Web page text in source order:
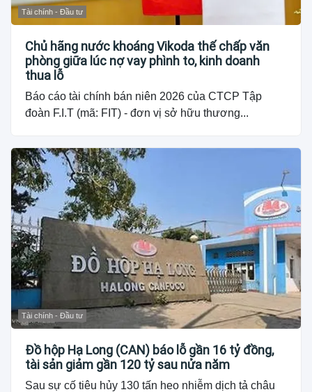
Tài chính - Đầu tư
Chủ hãng nước khoáng Vikoda thế chấp văn
phòng giữa lúc nợ vay phình to, kinh doanh
thua lỗ
Báo cáo tài chính bán niên 2026 của CTCP Tập
đoàn F.I.T (mã: FIT) - đơn vị sở hữu thương...
Tài chính - Đầu tư
Đồ hộp Hạ Long (CAN) báo lỗ gần 16 tỷ đồng,
tài sản giảm gần 120 tỷ sau nửa năm
Sau sự cố tiêu hủy 130 tấn heo nhiễm dịch tả châu